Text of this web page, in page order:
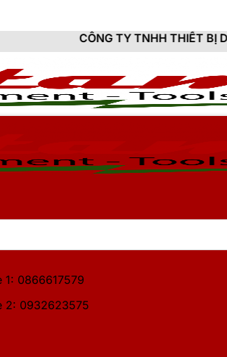
CÔNG TY TNHH THIẾT BỊ DỤNG CỤ KỸ
1: 0866617579
2: 0932623575